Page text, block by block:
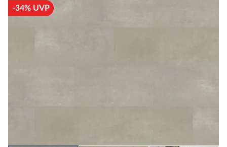
-34% UVP